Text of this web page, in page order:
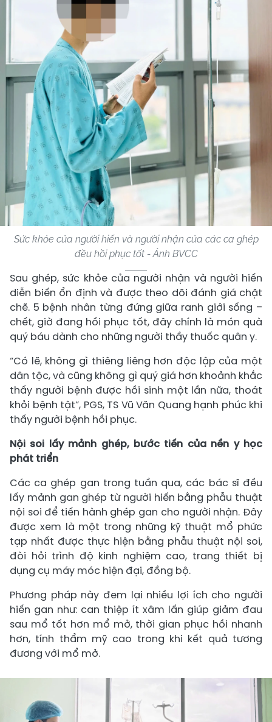
Sức khỏe của người hiến và người nhận của các ca ghép
đều hồi phục tốt - Ảnh BVCC
Sau ghép, sức khỏe của người nhận và người hiến
diễn biến ổn định và được theo dõi đánh giá chặt
chẽ. 5 bệnh nhân từng đứng giữa ranh giới sống –
chết, giờ đang hồi phục tốt, đây chính là món quà
quý báu dành cho những người thầy thuốc quân y.
“Có lẽ, không gì thiêng liêng hơn độc lập của một
dân tộc, và cũng không gì quý giá hơn khoảnh khắc
thấy người bệnh được hồi sinh một lần nữa, thoát
khỏi bệnh tật”, PGS, TS Vũ Văn Quang hạnh phúc khi
thấy người bệnh hồi phục.
Nội soi lấy mảnh ghép, bước tiến của nền y học
phát triển
Các ca ghép gan trong tuần qua, các bác sĩ đều
lấy mảnh gan ghép từ người hiến bằng phẫu thuật
nội soi để tiến hành ghép gan cho người nhận. Đây
được xem là một trong những kỹ thuật mổ phức
tạp nhất được thực hiện bằng phẫu thuật nội soi,
đòi hỏi trình độ kinh nghiệm cao, trang thiết bị
dụng cụ máy móc hiện đại, đồng bộ.
Phương pháp này đem lại nhiều lợi ích cho người
hiến gan như: can thiệp ít xâm lấn giúp giảm đau
sau mổ tốt hơn mổ mở, thời gian phục hồi nhanh
hơn, tính thẩm mỹ cao trong khi kết quả tương
đương với mổ mở.